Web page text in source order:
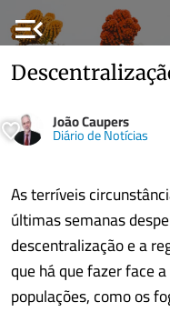
menu_open
João Caupers
Diário de Notícias
As terríveis
últimas semanas
descentralização e a
que há que fazer face
populações, como os